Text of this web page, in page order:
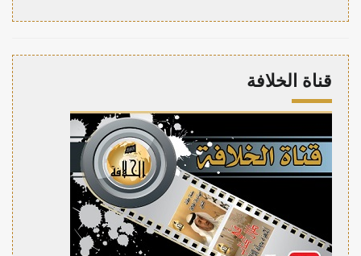
قناة الخلافة